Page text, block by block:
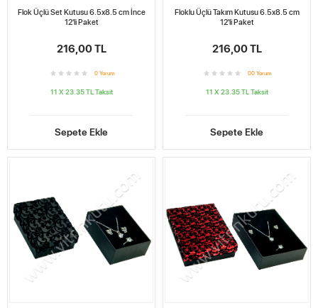
Flok Üçlü Set Kutusu 6.5x8.5 cm İnce
12'li Paket
216,00 TL
0 Yorum
11 X 23.35 TL Taksit
Sepete Ekle
Floklu Üçlü Takım Kutusu 6.5x8.5 cm
12'li Paket
216,00 TL
00 Yorum
11 X 23.35 TL Taksit
Sepete Ekle